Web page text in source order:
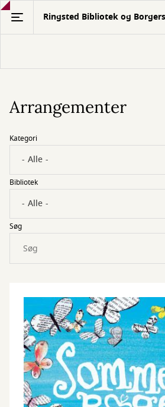
Gå
hovedindhold
Ringsted Bibliotek og
Arrangementer
Kategori
Bibliotek
Søg